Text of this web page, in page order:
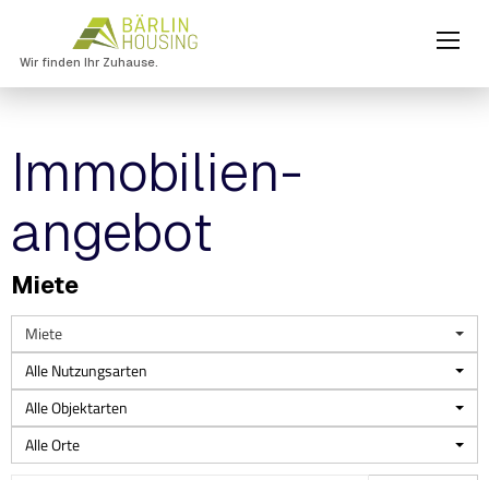
Wir finden Ihr Zuhause.
Immobilien­
angebot
Miete
Miete
Alle Nutzungsarten
Alle Objektarten
Alle Orte